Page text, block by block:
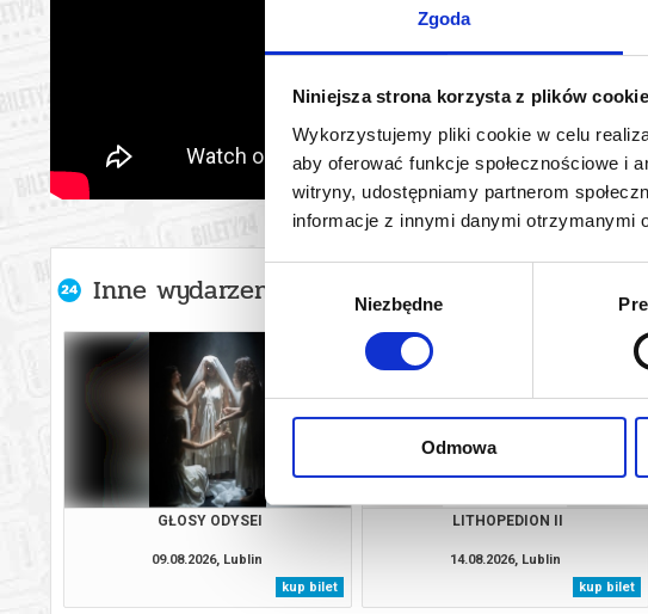
Zgoda
Niniejsza strona korzysta z plików cookie
Wykorzystujemy pliki cookie w celu
aby oferować funkcje społecznościowe i
witryny, udostępniamy partnerom
informacje z innymi danymi otrzymanymi
Niezbędne
Odmowa
Inne wydarzenia organizatora
GŁOSY ODYSEI
09.08.2026, Lublin
kup bilet
LITHOPEDION II
14.08.2026, Lublin
kup bilet